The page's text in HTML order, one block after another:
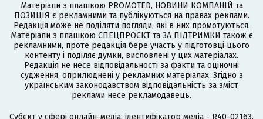
Матеріали з плашкою PROMOTED, НОВИНИ КОМПАНІЙ та
ПОЗИЦІЯ є рекламними та публікуються на правах реклами.
Редакція може не поділяти погляди, які в них промотуються.
Матеріали з плашкою СПЕЦПРОЄКТ та ЗА ПІДТРИМКИ також є
рекламними, проте редакція бере участь у підготовці цього
контенту і поділяє думки, висловлені у цих матеріалах.
Редакція не несе відповідальності за факти та оціночні
судження, оприлюднені у рекламних матеріалах. Згідно з
українським законодавством відповідальність за зміст
реклами несе рекламодавець.